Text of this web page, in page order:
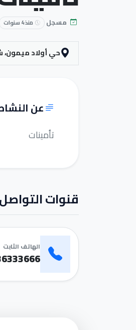
مسجل منذ 4 سنوات
حي أولاد ميمون، شارع لوكسومبورغ
عن
تأمينات
قنوات التواصل
الهاتف الثابت